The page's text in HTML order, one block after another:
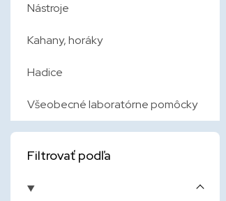
Nástroje
Kahany, horáky
Hadice
Všeobecné laboratórne pomôcky
Filtrovať podľa